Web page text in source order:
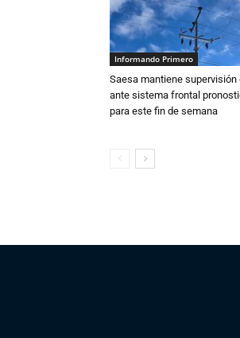
Informando Primero
Saesa mantiene supervisión
ante sistema frontal
para este fin de semana